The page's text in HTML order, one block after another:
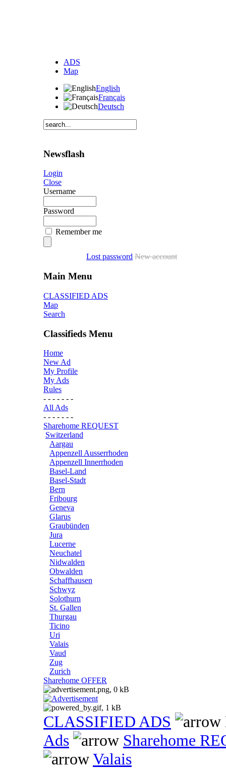
ADS
Map
English
Français
Deutsch
Newsflash
Login
Close
Username
Password
Remember me
Lost password New account
Main Menu
CLASSIFIED ADS
Map
Search
Classifieds Menu
Home
New Ad
My Profile
My Ads
Rules
- - - - - - -
All Ads
- - - - - - -
Sharehome REQUEST
Switzerland
Aargau
Appenzell Ausserrhoden
Appenzell Innerrhoden
Basel-Land
Basel-Stadt
Bern
Fribourg
Geneva
Glarus
Graubünden
Jura
Lucerne
Neuchatel
Nidwalden
Obwalden
Schaffhausen
Schwyz
Solothurn
St. Gallen
Thurgau
Ticino
Uri
Valais
Vaud
Zug
Zurich
Sharehome OFFER
CLASSIFIED ADS
Ads
Sharehome
Valais